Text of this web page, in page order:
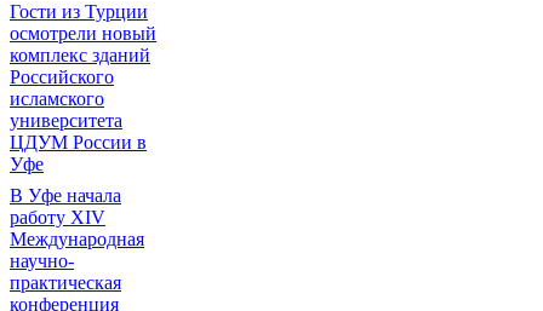
Гости из Турции
осмотрели новый
комплекс зданий
Российского
исламского
университета
ЦДУМ России в
Уфе
В Уфе начала
работу XIV
Международная
научно-
практическая
конференция